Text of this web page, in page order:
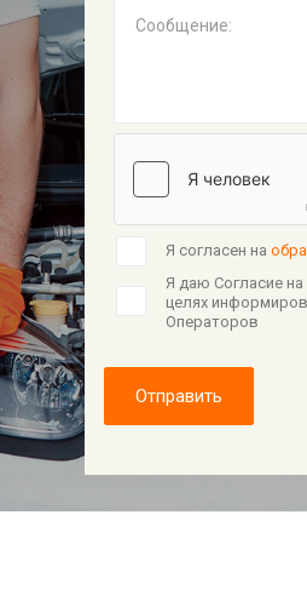
Сообщение:
Я согласен на
Я даю Согласие на
целях
Операторов
Отправить